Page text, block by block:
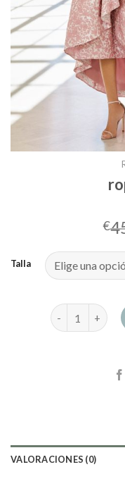
€
Talla
ropa de fiesta
VALORACIONES (0)